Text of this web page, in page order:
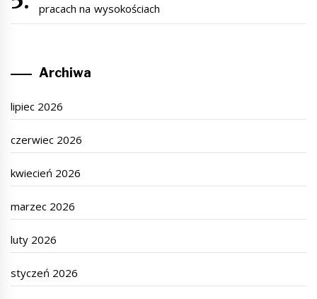
pracach na wysokościach
Archiwa
lipiec 2026
czerwiec 2026
kwiecień 2026
marzec 2026
luty 2026
styczeń 2026